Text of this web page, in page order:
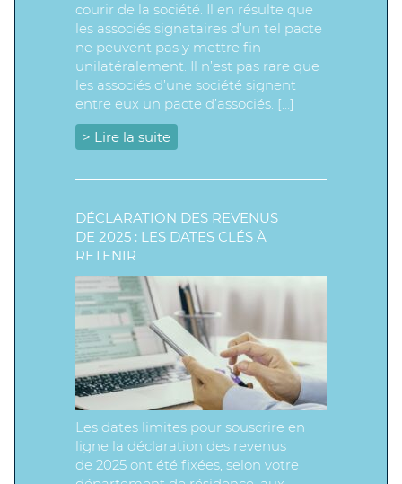
courir de la société. Il en résulte que
les associés signataires d’un tel pacte
ne peuvent pas y mettre fin
unilatéralement. Il n’est pas rare que
les associés d’une société signent
entre eux un pacte d’associés. […]
> Lire la suite
DÉCLARATION DES REVENUS
DE 2025 : LES DATES CLÉS À
RETENIR
Les dates limites pour souscrire en
ligne la déclaration des revenus
de 2025 ont été fixées, selon votre